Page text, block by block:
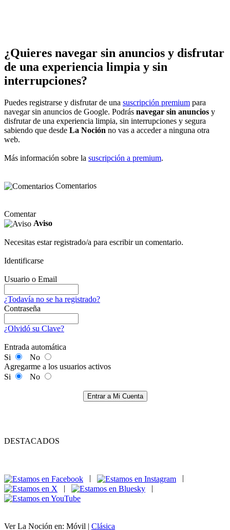
¿Quieres navegar sin anuncios y disfrutar
de una experiencia limpia y sin
interrupciones?
Puedes registrarse y disfrutar de una suscripción premium para
navegar sin anuncios de Google. Podrás navegar sin anuncios y
disfrutar de una experiencia limpia, sin interrupciones y segura
sabiendo que desde La Noción no vas a acceder a ninguna otra
web.
Más información sobre la suscripción a premium.
Comentarios
Comentar
Aviso
Necesitas estar registrado/a para escribir un comentario.
Identificarse
Usuario o Email
¿Todavía no se ha registrado?
Contraseña
¿Olvidó su Clave?
Entrada automática
Si
No
Agregarme a los usuarios activos
Si
No
Entrar a Mi Cuenta
DESTACADOS
|
|
Ver La Noción en: Móvil | Clásica